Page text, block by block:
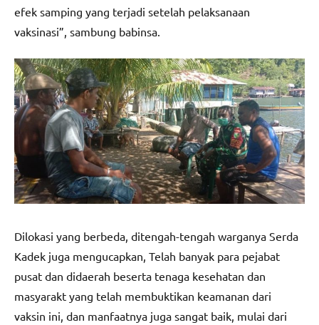
efek samping yang terjadi setelah pelaksanaan
vaksinasi”, sambung babinsa.
Dilokasi yang berbeda, ditengah-tengah warganya Serda
Kadek juga mengucapkan, Telah banyak para pejabat
pusat dan didaerah beserta tenaga kesehatan dan
masyarakt yang telah membuktikan keamanan dari
vaksin ini, dan manfaatnya juga sangat baik, mulai dari